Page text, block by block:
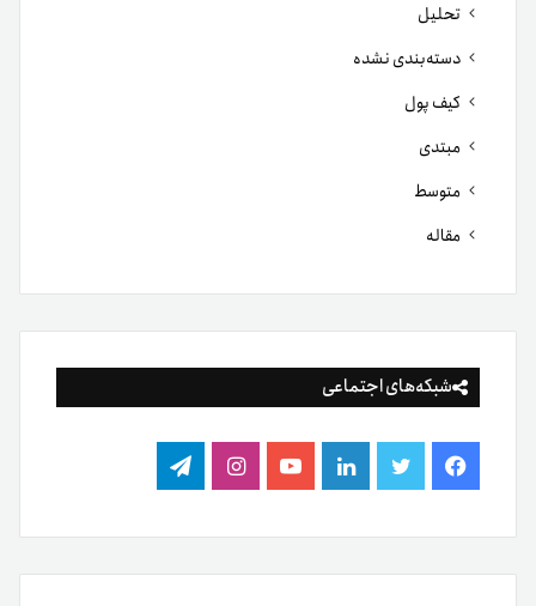
تحلیل
دسته‌بندی نشده
کیف پول
مبتدی
متوسط
مقاله
شبکه‌های اجتماعی
فیس
بوک
توییتر لینکدینیوتیوباینستاگرام
تلگرام